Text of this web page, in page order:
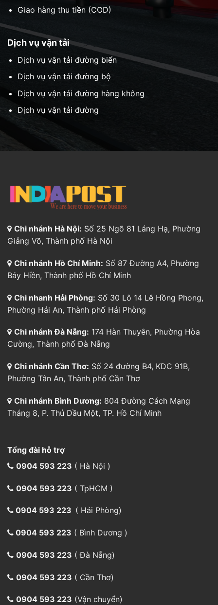
Giao hàng thu tiền (COD)
Dịch vụ vận tải
Dịch vụ vận tải đường biển
Dịch vụ vận tải đường bộ
Dịch vụ vận tải đường hàng không
Dịch vụ vận tải đường
Chi nhánh Hà Nội: Số 25 Ngõ 81 Láng Hạ, Phường
Giảng Võ, Thành phố Hà Nội
Chi nhánh Hồ Chí Minh: Số 87 Đường A4, Phường
Bảy Hiền, Thành phố Hồ Chí Minh
Chi nhanh Hải Phòng: Số 30 Lô 14 Lê Hồng Phong,
Phường Hải An, Thành phố Hải Phòng
Chi nhánh Đà Nẵng: 174 Hàn Thuyên, Phường Hòa
Cường, Thành phố Đà Nẵng
Chi nhánh Cần Thơ: Số 24 đường B4, KDC 91B,
Phường Tân An, Thành phố Cần Thơ
Chi nhánh Bình Dương: 804 Đường Cách Mạng
Tháng 8, P. Thủ Dầu Một, TP. Hồ Chí Minh
Tổng đài hỗ trợ
0904 593 223 ( Hà Nội )
0904 593 223 ( TpHCM )
0904 593 223 ( Hải Phòng)
0904 593 223 ( Bình Dương )
0904 593 223 ( Đà Nẵng)
0904 593 223 ( Cần Thơ)
0904 593 223 (Vận chuyển)